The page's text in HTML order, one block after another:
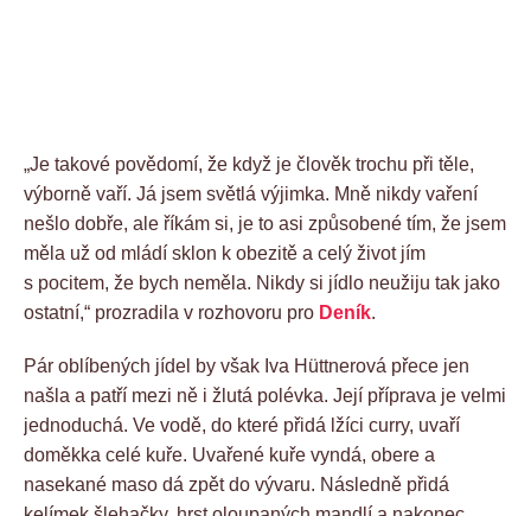
„Je takové povědomí, že když je člověk trochu při těle,
výborně vaří. Já jsem světlá výjimka. Mně nikdy vaření
nešlo dobře, ale říkám si, je to asi způsobené tím, že jsem
měla už od mládí sklon k obezitě a celý život jím
s pocitem, že bych neměla. Nikdy si jídlo neužiju tak jako
ostatní,“ prozradila v rozhovoru pro Deník.
Pár oblíbených jídel by však Iva Hüttnerová přece jen
našla a patří mezi ně i žlutá polévka. Její příprava je velmi
jednoduchá. Ve vodě, do které přidá lžíci curry, uvaří
doměkka celé kuře. Uvařené kuře vyndá, obere a
nasekané maso dá zpět do vývaru. Následně přidá